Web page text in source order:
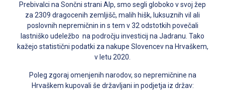
Prebivalci na Sončni strani Alp, smo segli globoko v svoj žep
za 2309 dragocenih zemljišč, malih hišk, luksuznih vil ali
poslovnih nepremičnin in s tem v 32 odstotkih povečali
lastniško udeležbo na področju investicij na Jadranu. Tako
kažejo statistični podatki za nakupe Slovencev na Hrvaškem,
v letu 2020.
Poleg zgoraj omenjenih narodov, so nepremičnine na
Hrvaškem kupovali še državljani in podjetja iz držav: